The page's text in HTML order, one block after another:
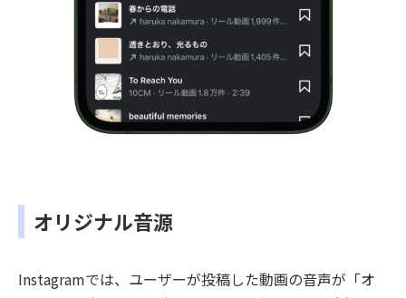
オリジナル音源
Instagramでは、ユーザーが投稿した動画の音声が「オ